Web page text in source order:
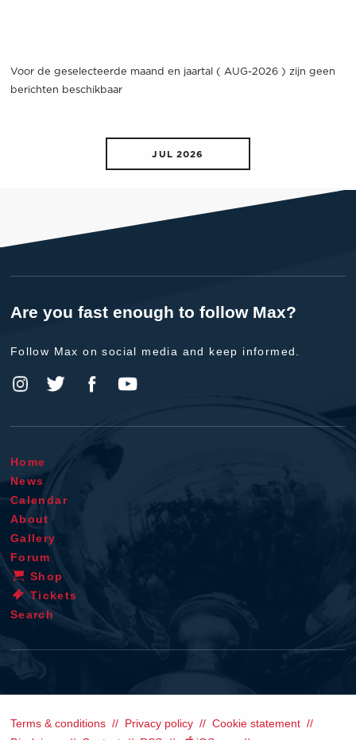
Voor de geselecteerde maand en jaartal ( AUG-2026 ) zijn geen
berichten beschikbaar
JUL 2026
Are you fast enough to follow Max?
Follow Max on social media and keep informed.
Home
News
Calendar
About
Gallery
Forum
Shop
Tickets
Search
Terms & conditions Privacy policy
Cookie statement